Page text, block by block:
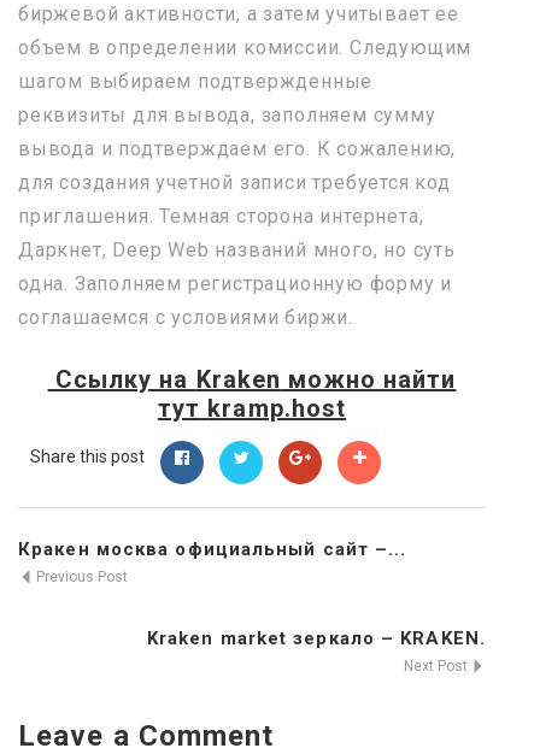
биржевой активности, а затем учитывает ее
объем в определении комиссии. Следующим
шагом выбираем подтвержденные
реквизиты для вывода, заполняем сумму
вывода и подтверждаем его. К сожалению,
для создания учетной записи требуется код
приглашения. Темная сторона интернета,
Даркнет, Deep Web названий много, но суть
одна. Заполняем регистрационную форму и
соглашаемся с условиями биржи.
Ссылку на Kraken можно найти
тут kramp.host
Share this post
Кракен москва официальный сайт –...
Previous Post
Kraken market зеркало – KRAKEN.
Next Post
Leave a Comment